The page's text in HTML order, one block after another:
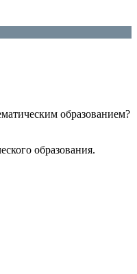
образованием?
образования.